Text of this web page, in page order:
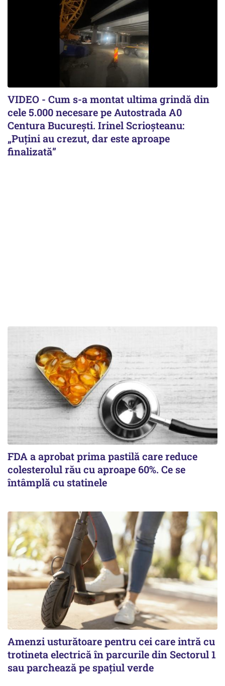
VIDEO - Cum s-a montat ultima grindă din
cele 5.000 necesare pe Autostrada A0
Centura București. Irinel Scrioșteanu:
„Puțini au crezut, dar este aproape
finalizată”
FDA a aprobat prima pastilă care reduce
colesterolul rău cu aproape 60%. Ce se
întâmplă cu statinele
Amenzi usturătoare pentru cei care intră cu
trotineta electrică în parcurile din Sectorul 1
sau parchează pe spațiul verde